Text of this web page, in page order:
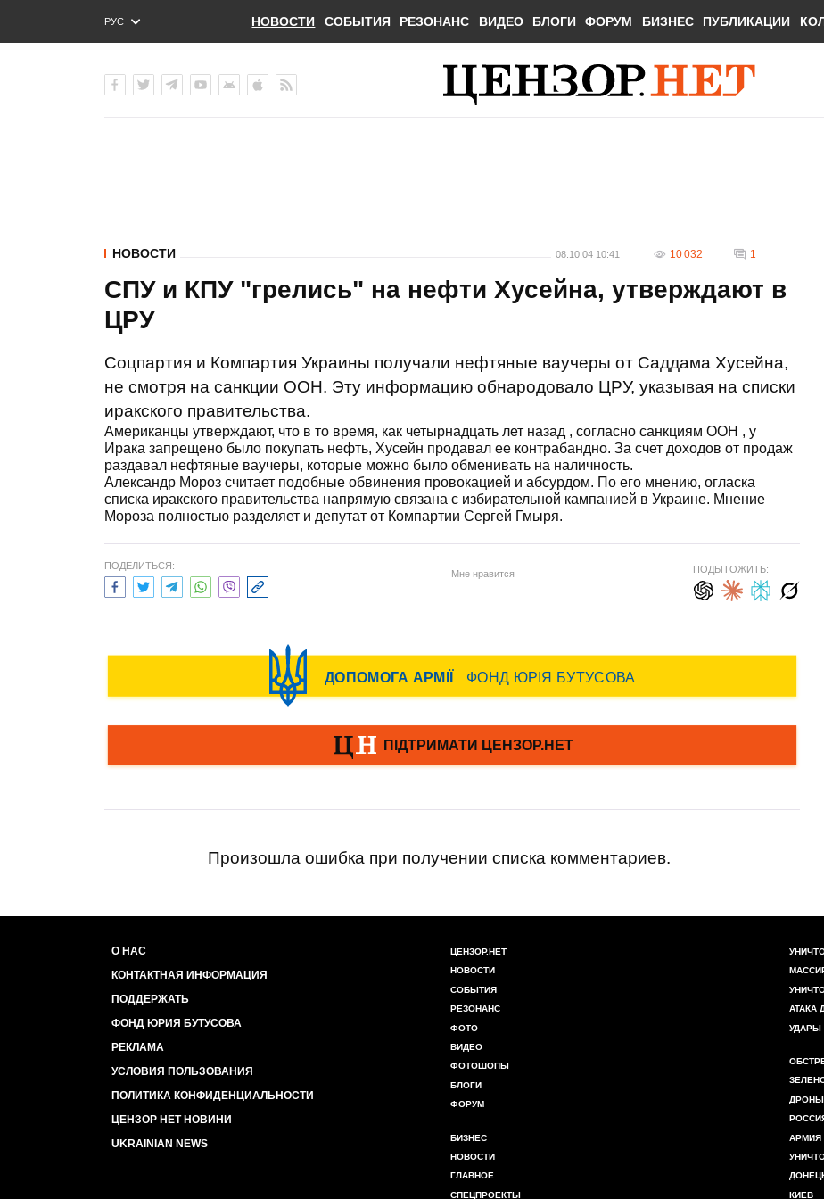
РУС
ENG
НОВОСТИ СОБЫТИЯ РЕЗОНАНС ВИДЕО БЛОГИ ФОРУМ БИЗНЕС ПУБЛИКАЦИИ
НОВОСТИ 08.10.04 10:41 10 032 1
СПУ и КПУ "грелись" на нефти Хусейна, утверждают в
ЦРУ
Соцпартия и Компартия Украины получали нефтяные ваучеры от Саддама Хусейна,
не смотря на санкции ООН. Эту информацию обнародовало ЦРУ, указывая на списки
иракского правительства.
Американцы утверждают, что в то время, как четырнадцать лет назад , согласно санкциям ООН , у
Ирака запрещено было покупать нефть, Хусейн продавал ее контрабандно. За счет доходов от продаж
раздавал нефтяные ваучеры, которые можно было обменивать на наличность.
Александр Мороз считает подобные обвинения провокацией и абсурдом. По его мнению, огласка
списка иракского правительства напрямую связана с избирательной кампанией в Украине. Мнение
Мороза полностью разделяет и депутат от Компартии Сергей Гмыря.
ПОДЕЛИТЬСЯ:
Мне нравится ПОДЫТОЖИТЬ:
Произошла ошибка при получении списка комментариев.
О НАС
КОНТАКТНАЯ ИНФОРМАЦИЯ
ПОДДЕРЖАТЬ
ФОНД ЮРИЯ БУТУСОВА
РЕКЛАМА
УСЛОВИЯ ПОЛЬЗОВАНИЯ
ПОЛИТИКА КОНФИДЕНЦИАЛЬНОСТИ
ЦЕНЗОР НЕТ НОВИНИ
UKRAINIAN NEWS
ЦЕНЗОР.НЕТ
НОВОСТИ
СОБЫТИЯ
РЕЗОНАНС
ФОТО
ВИДЕО
ФОТОШОПЫ
БЛОГИ
ФОРУМ
БИЗНЕС
НОВОСТИ
ГЛАВНОЕ
СПЕЦПРОЕКТЫ
АТАКА
УДАРЫ
ДРОНЫ
АРМИЯ
КИЕВ